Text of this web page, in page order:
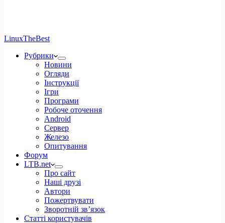
LinuxTheBest
Рубрики
Новини
Огляди
Інструкції
Ігри
Програми
Робоче оточення
Android
Сервер
Железо
Опитування
Форум
LTB.net
Про сайт
Наші друзі
Автори
Пожертвувати
Зворотній зв’язок
Статті користувачів